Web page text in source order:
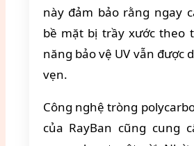
này đảm bảo rằng ngay
bề mặt bị trầy xước theo
năng bảo vệ UV vẫn được
vẹn.
Công nghệ tròng
của RayBan cũng cung